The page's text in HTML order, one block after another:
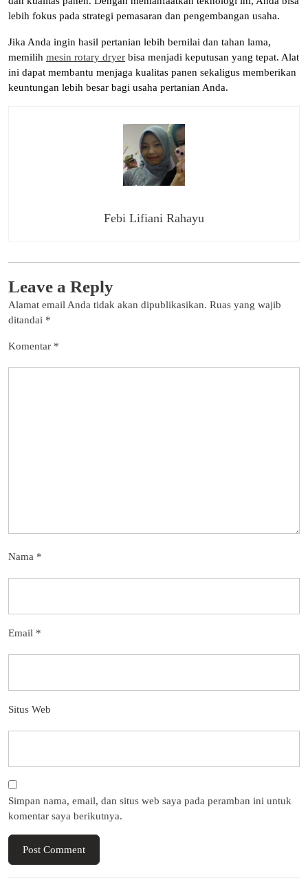
lebih fokus pada strategi pemasaran dan pengembangan usaha.
Jika Anda ingin hasil pertanian lebih bernilai dan tahan lama,
memilih mesin rotary dryer bisa menjadi keputusan yang tepat. Alat
ini dapat membantu menjaga kualitas panen sekaligus memberikan
keuntungan lebih besar bagi usaha pertanian Anda.
Febi Lifiani Rahayu
Leave a Reply
Alamat email Anda tidak akan dipublikasikan. Ruas yang wajib
ditandai *
Komentar *
Nama *
Email *
Situs Web
Simpan nama, email, dan situs web saya pada peramban ini untuk
komentar saya berikutnya.